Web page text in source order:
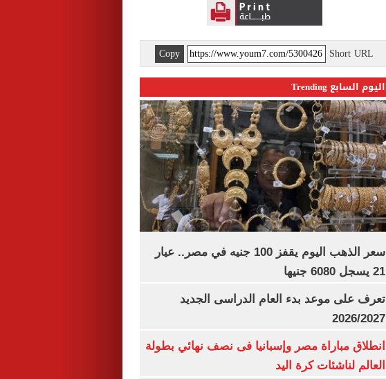
Short URL
Copy
اليوم السابع Trending
سعر الذهب اليوم يقفز 100 جنيه في مصر.. عيار
21 يسجل 6080 جنيها
تعرف على موعد بدء العام الدراسى الجديد
2026/2027
انطلاق مباراة مصر وإسبانيا فى نصف نهائي بطولة
العالم لناشئات كرة اليد